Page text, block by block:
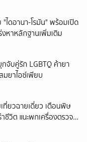
ไดอานา-โรมัน" พร้อมเปิด
งหาหลักฐานเพิ่มเติม
จับคู่รัก LGBTQ ค้ายา
ยาไอซ์เพียบ
ที่ยวฉายเดี่ยว เตือนพิษ
ชีวิต แนะพกเครื่องตรวจ